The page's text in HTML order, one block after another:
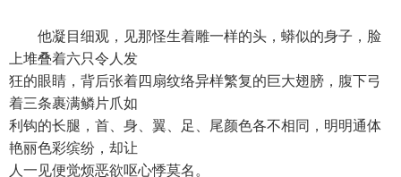
他凝目细观，见那怪生着雕一样的头，蟒似的身子，脸
上堆叠着六只令人发
狂的眼睛，背后张着四扇纹络异样繁复的巨大翅膀，腹下弓
着三条裹满鳞片爪如
利钩的长腿，首、身、翼、足、尾颜色各不相同，明明通体
艳丽色彩缤纷，却让
人一见便觉烦恶欲呕心悸莫名。